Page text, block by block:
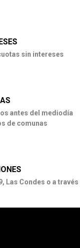
sin intereses
antes del mediodía
de comunas
Las Condes o a través